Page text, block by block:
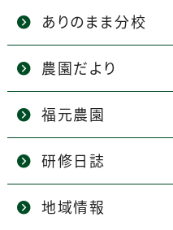
ありのまま分校
農園だより
福元農園
研修日誌
地域情報